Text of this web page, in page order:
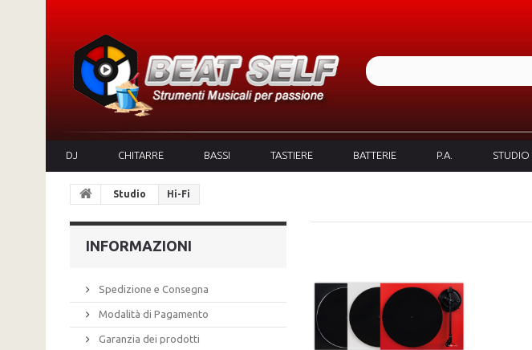
DJ CHITARRE BASSI TASTIERE BATTERIE P.A. STUDIO
Studio Hi-Fi
INFORMAZIONI
Spedizione e Consegna
Modalità di Pagamento
Garanzia dei prodotti